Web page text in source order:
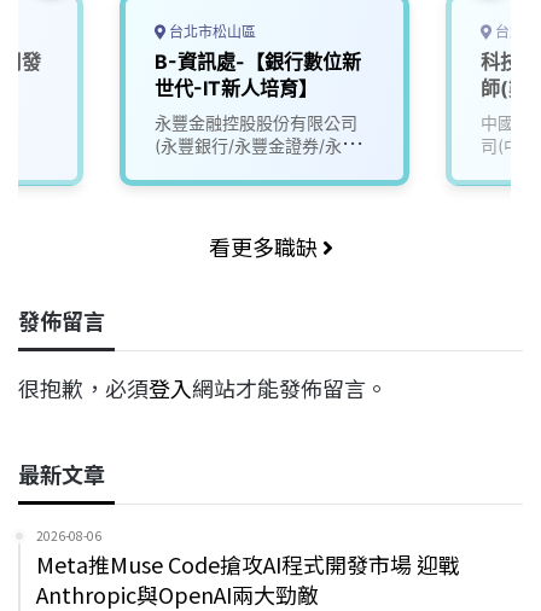
發
台北市松山區
B-資訊處-【銀行數位新
世代-IT新人培育】
永豐金融控股股份有限公司
(永豐銀行/永豐金證券/永豐
台北
科技
師(數
SD)
中國信
司(中
看更多職缺
發佈留言
很抱歉，必須登入網站才能發佈留言。
最新文章
2026-08-06
Meta推Muse Code搶攻AI程式開發市場 迎戰
Anthropic與OpenAI兩大勁敵